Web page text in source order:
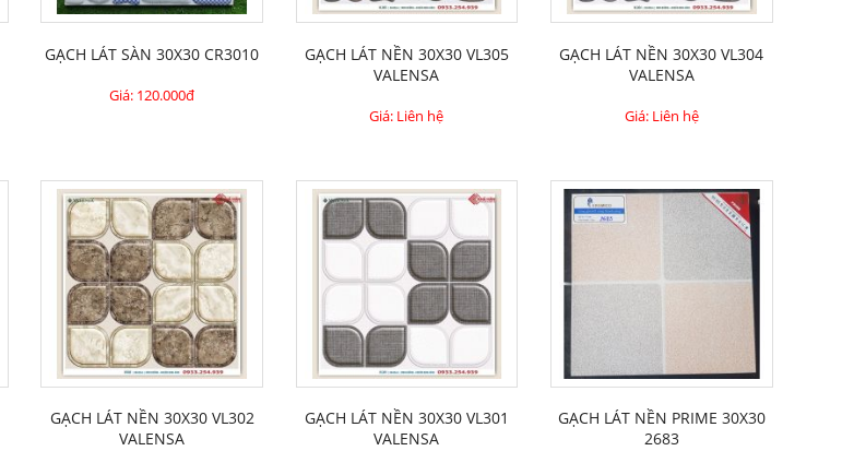
GẠCH LÁT SÀN 30X30 CR3010
Giá: 120.000đ
GẠCH LÁT NỀN 30X30 VL305
VALENSA
Giá: Liên hệ
GẠCH LÁT NỀN 30X30 VL304
VALENSA
Giá: Liên hệ
GẠCH LÁT NỀN 30X30 VL302
VALENSA
GẠCH LÁT NỀN 30X30 VL301
VALENSA
GẠCH LÁT NỀN PRIME 30X30
2683